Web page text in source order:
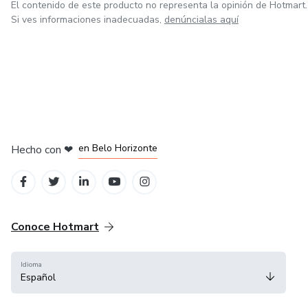
El contenido de este producto no representa la opinión de Hotmart.
Si ves informaciones inadecuadas, denúncialas aquí
Hecho con ❤ en Belo Horizonte
Conoce Hotmart
Idioma
Español